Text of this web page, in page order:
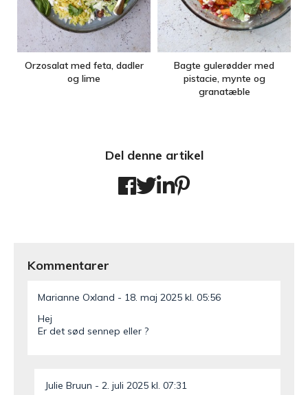
Orzosalat med feta, dadler
og lime
Bagte gulerødder med
pistacie, mynte og
granatæble
Del denne artikel
Kommentarer
Marianne Oxland
18. maj 2025 kl. 05:56
Hej
Er det sød sennep eller ?
Julie Bruun
2. juli 2025 kl. 07:31